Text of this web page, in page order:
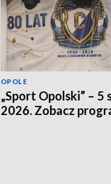
OPOLE
„Sport Opolski” – 5
2026. Zobacz